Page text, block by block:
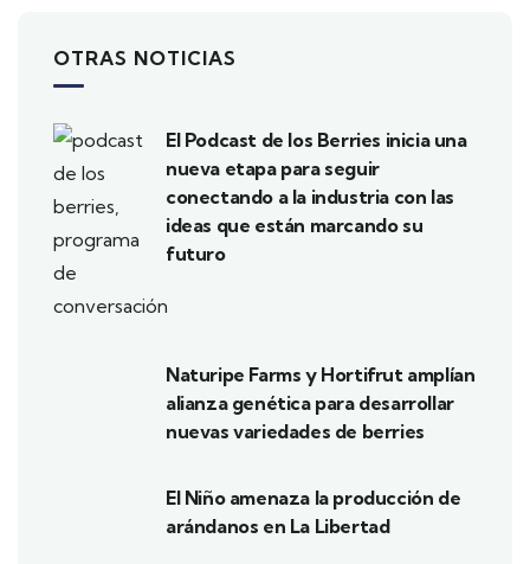
OTRAS NOTICIAS
El Podcast de los Berries inicia una
nueva etapa para seguir
conectando a la industria con las
ideas que están marcando su
futuro
Naturipe Farms y Hortifrut amplían
alianza genética para desarrollar
nuevas variedades de berries
El Niño amenaza la producción de
arándanos en La Libertad